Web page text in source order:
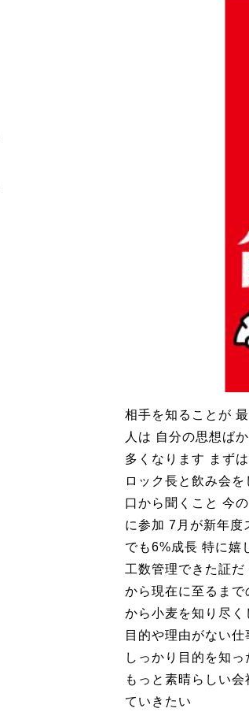
相手を知ることが
人は 自分の思想ば
多くなります まず
ロック長と飲み会
口から聞くこと 今
に参加 7月が新年度
でも6%成長 特に嬉
工数管理できた証
から現在に至るま
から小麦を知り尽
目的や理由がない
しっかり目的を知
もっと素晴らしい
ていきたい